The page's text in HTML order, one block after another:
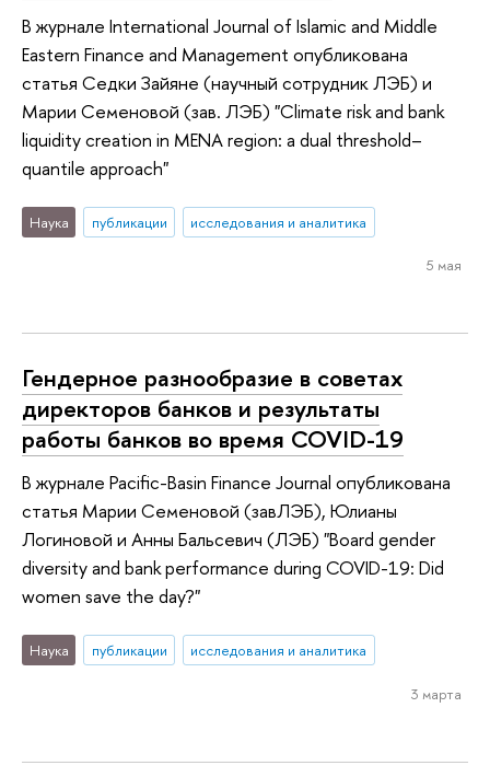
В журнале International Journal of Islamic and Middle
Eastern Finance and Management опубликована
статья Седки Зайяне (научный сотрудник ЛЭБ) и
Марии Семеновой (зав. ЛЭБ) "Climate risk and bank
liquidity creation in MENA region: a dual threshold–
quantile approach"
Наука публикации исследования и аналитика
5 мая
Гендерное разнообразие в советах
директоров банков и результаты
работы банков во время COVID-19
В журнале Pacific-Basin Finance Journal опубликована
статья Марии Семеновой (завЛЭБ), Юлианы
Логиновой и Анны Бальсевич (ЛЭБ) "Board gender
diversity and bank performance during COVID-19: Did
women save the day?"
Наука публикации исследования и аналитика
3 марта